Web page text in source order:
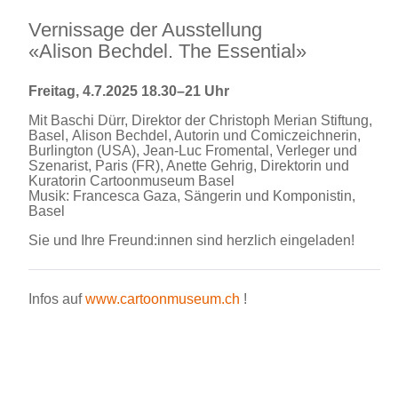
Vernissage der Ausstellung
«Alison Bechdel. The Essential»
Freitag, 4.7.2025 18.30–21 Uhr
Mit Baschi Dürr, Direktor der Christoph Merian Stiftung,
Basel, Alison Bechdel, Autorin und Comiczeichnerin,
Burlington (USA), Jean-Luc Fromental, Verleger und
Szenarist, Paris (FR), Anette Gehrig, Direktorin und
Kuratorin Cartoonmuseum Basel
Musik: Francesca Gaza, Sängerin und Komponistin,
Basel
Sie und Ihre Freund:innen sind herzlich eingeladen!
Infos aufwww.cartoonmuseum.ch !